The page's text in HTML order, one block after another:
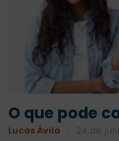
O que pode
Lucas Ávila 24 de